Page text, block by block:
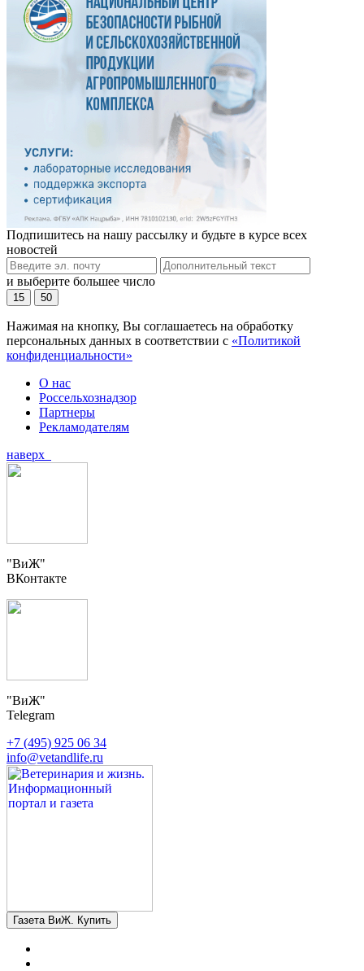
Подпишитесь на нашу рассылку и будьте в курсе всех
новостей
и выберите большее число
15 50
Нажимая на кнопку, Вы соглашаетесь на обработку
персональных данных в соответствии с «Политикой
конфиденциальности»
О нас
Россельхознадзор
Партнеры
Рекламодателям
наверх
"ВиЖ"
ВКонтакте
"ВиЖ"
Telegram
+7 (495) 925 06 34
info@vetandlife.ru
Газета ВиЖ. Купить